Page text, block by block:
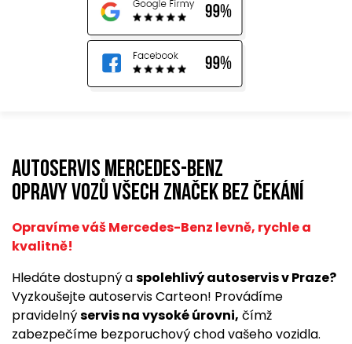
Autoservis Mercedes-Benz
opravy vozů všech značek bez čekání
Opravíme váš Mercedes-Benz levně, rychle a
kvalitně!
Hledáte dostupný aspolehlivý autoservis v Praze?
Vyzkoušejte autoservis Carteon! Provádíme
pravidelnýservis na vysoké úrovni, čímž
zabezpečíme bezporuchový chod vašeho vozidla.